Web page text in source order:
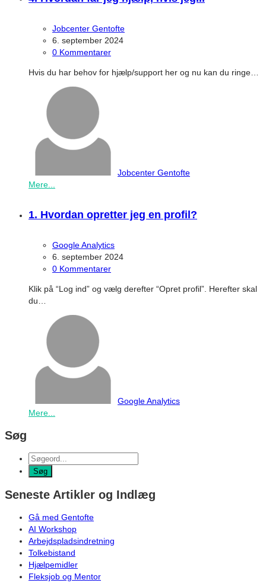
Jobcenter Gentofte
6. september 2024
0 Kommentarer
Hvis du har behov for hjælp/support her og nu kan du ringe…
Jobcenter Gentofte
Mere...
1. Hvordan opretter jeg en profil?
Google Analytics
6. september 2024
0 Kommentarer
Klik på “Log ind” og vælg derefter “Opret profil”. Herefter skal
du…
Google Analytics
Mere...
Søg
Seneste Artikler og Indlæg
Gå med Gentofte
AI Workshop
Arbejdspladsindretning
Tolkebistand
Hjælpemidler
Fleksjob og Mentor